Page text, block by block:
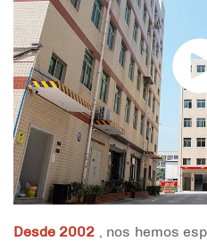
Desde 2002
, nos hemos